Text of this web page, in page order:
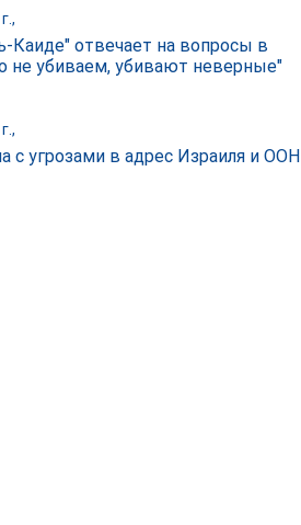
Каиде" отвечает на вопросы в
не убиваем, убивают неверные"
с угрозами в адрес Израиля и ООН